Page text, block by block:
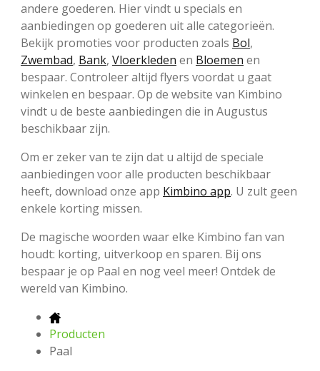
andere goederen. Hier vindt u specials en
aanbiedingen op goederen uit alle categorieën.
Bekijk promoties voor producten zoals Bol,
Zwembad, Bank, Vloerkleden en Bloemen en
bespaar. Controleer altijd flyers voordat u gaat
winkelen en bespaar. Op de website van Kimbino
vindt u de beste aanbiedingen die in Augustus
beschikbaar zijn.
Om er zeker van te zijn dat u altijd de speciale
aanbiedingen voor alle producten beschikbaar
heeft, download onze app Kimbino app. U zult geen
enkele korting missen.
De magische woorden waar elke Kimbino fan van
houdt: korting, uitverkoop en sparen. Bij ons
bespaar je op Paal en nog veel meer! Ontdek de
wereld van Kimbino.
Producten
Paal